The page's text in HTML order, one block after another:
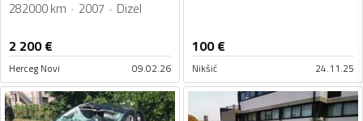
282000 km 2007 Dizel
2 200€
Herceg Novi 09.02.26
100€
Nikšić 24.11.25